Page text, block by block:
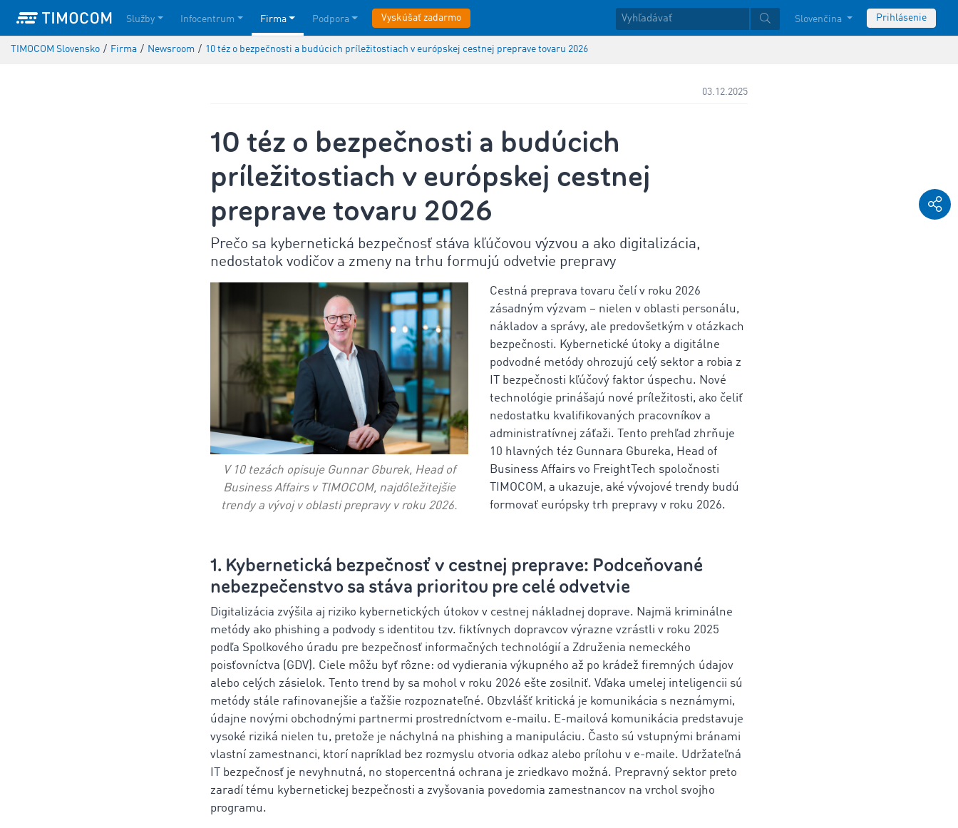
Služby Infocentrum Firma Podpora Vyskúšať zadarmo Slovenčina Prihlásenie
TIMOCOM Slovensko / Firma / Newsroom / 10 téz o bezpečnosti a budúcich príležitostiach v európskej cestnej preprave tovaru 2026
03.12.2025
10 téz o bezpečnosti a budúcich
príležitostiach v európskej cestnej
preprave tovaru 2026
Prečo sa kybernetická bezpečnosť stáva kľúčovou výzvou a ako digitalizácia,
nedostatok vodičov a zmeny na trhu formujú odvetvie prepravy
V 10 tezách opisuje Gunnar Gburek, Head of
Business Affairs v TIMOCOM, najdôležitejšie
trendy a vývoj v oblasti prepravy v roku 2026.
Cestná preprava tovaru čelí v roku 2026
zásadným výzvam – nielen v oblasti personálu,
nákladov a správy, ale predovšetkým v otázkach
bezpečnosti. Kybernetické útoky a digitálne
podvodné metódy ohrozujú celý sektor a robia z
IT bezpečnosti kľúčový faktor úspechu. Nové
technológie prinášajú nové príležitosti, ako čeliť
nedostatku kvalifikovaných pracovníkov a
administratívnej záťaži. Tento prehľad zhrňuje
10 hlavných téz Gunnara Gbureka, Head of
Business Affairs vo FreightTech spoločnosti
TIMOCOM, a ukazuje, aké vývojové trendy budú
formovať európsky trh prepravy v roku 2026.
1. Kybernetická bezpečnosť v cestnej preprave: Podceňované
nebezpečenstvo sa stáva prioritou pre celé odvetvie
Digitalizácia zvýšila aj riziko kybernetických útokov v cestnej nákladnej doprave. Najmä kriminálne
metódy ako phishing a podvody s identitou tzv. fiktívnych dopravcov výrazne vzrástli v roku 2025
podľa Spolkového úradu pre bezpečnosť informačných technológií a Združenia nemeckého
poisťovníctva (GDV). Ciele môžu byť rôzne: od vydierania výkupného až po krádež firemných údajov
alebo celých zásielok. Tento trend by sa mohol v roku 2026 ešte zosilniť. Vďaka umelej inteligencii sú
metódy stále rafinovanejšie a ťažšie rozpoznateľné. Obzvlášť kritická je komunikácia s neznámymi,
údajne novými obchodnými partnermi prostredníctvom e-mailu. E-mailová komunikácia predstavuje
vysoké riziká nielen tu, pretože je náchylná na phishing a manipuláciu. Často sú vstupnými bránami
vlastní zamestnanci, ktorí napríklad bez rozmyslu otvoria odkaz alebo prílohu v e-maile. Udržateľná
IT bezpečnosť je nevyhnutná, no stopercentná ochrana je zriedkavo možná. Prepravný sektor preto
zaradí tému kybernetickej bezpečnosti a zvyšovania povedomia zamestnancov na vrchol svojho
programu.